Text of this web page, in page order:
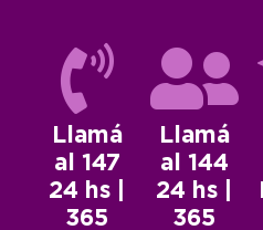
Llamá
al 147
24 hs |
365
Llamá
al 144
24 hs |
365